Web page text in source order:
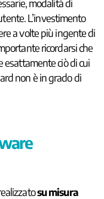
modalità di
L’investimento
a volte più ingente di
ricordarsi che
esattamente ciò di cui
non è in grado di
su misura